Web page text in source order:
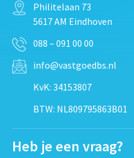
Philitelaan 73
5617 AM Eindhoven
088 – 091 00 00
info@vastgoedbs.nl
KvK: 34153807
BTW: NL809795863B01
Heb je een vraag?